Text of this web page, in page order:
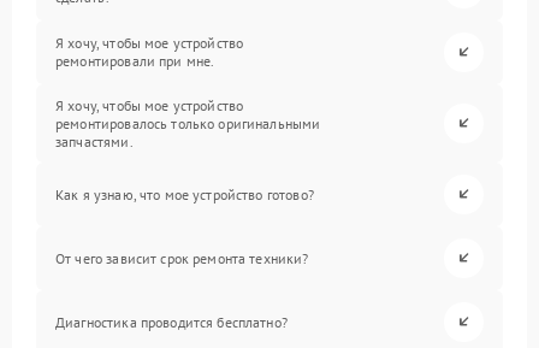
Я хочу, чтобы мое устройство
ремонтировали при мне.
Я хочу, чтобы мое устройство
ремонтировалось только оригинальными
запчастями.
Как я узнаю, что мое устройство готово?
От чего зависит срок ремонта техники?
Диагностика проводится бесплатно?